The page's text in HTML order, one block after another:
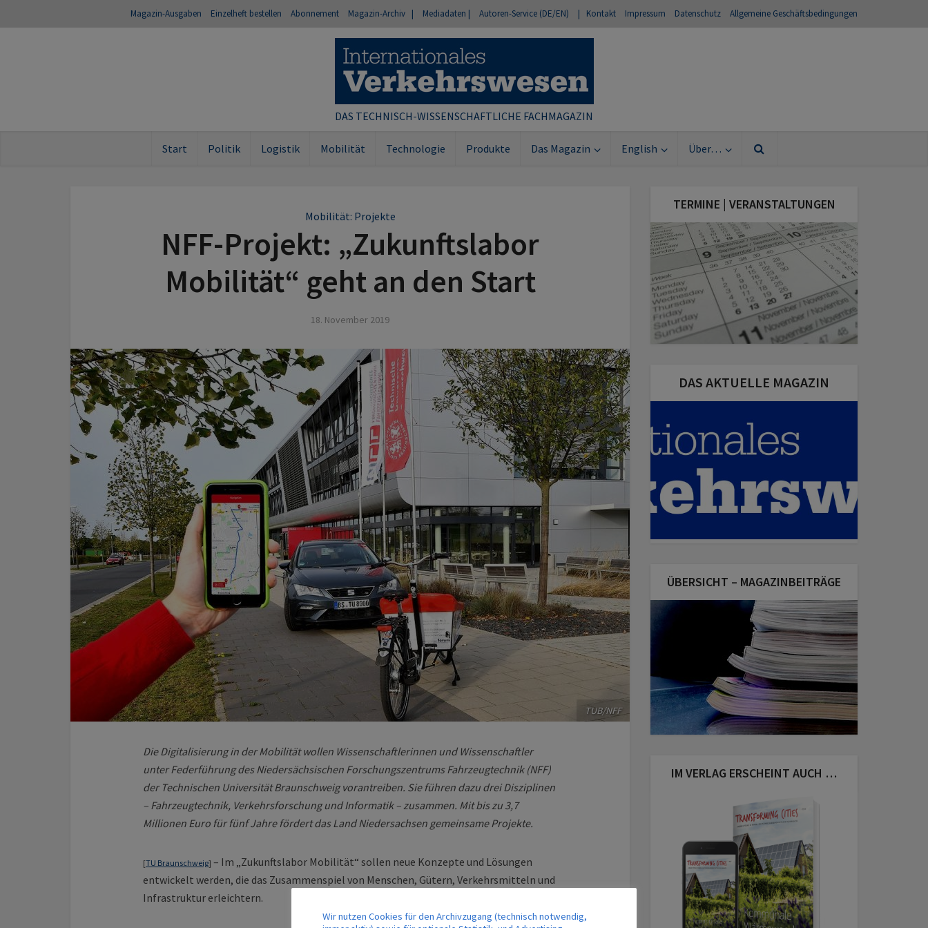
Magazin-Ausgaben Einzelheft bestellen Abonnement Magazin-Archiv | Mediadaten | Autoren-Service (DE/EN) | Kontakt Impressum Datenschutz Allgemeine Geschäftsbedingungen
DAS TECHNISCH-WISSENSCHAFTLICHE FACHMAGAZIN
Start Politik Logistik Mobilität Technologie Produkte Das Magazin English Über…
Mobilität: Projekte
NFF-Projekt: „Zukunftslabor
Mobilität“ geht an den Start
18. November 2019
TUB/NFF
Die Digitalisierung in der Mobilität wollen Wissenschaftlerinnen und Wissenschaftler
unter Federführung des Niedersächsischen Forschungszentrums Fahrzeugtechnik (NFF)
der Technischen Universität Braunschweig vorantreiben. Sie führen dazu drei Disziplinen
– Fahrzeugtechnik, Verkehrsforschung und Informatik – zusammen. Mit bis zu 3,7
Millionen Euro für fünf Jahre fördert das Land Niedersachsen gemeinsame Projekte.
[TU Braunschweig] – Im „Zukunftslabor Mobilität“ sollen neue Konzepte und Lösungen
entwickelt werden, die das Zusammenspiel von Menschen, Gütern, Verkehrsmitteln und
Infrastruktur erleichtern.
TERMINE | VERANSTALTUNGEN
DAS AKTUELLE MAGAZIN
ÜBERSICHT – MAGAZINBEITRÄGE
IM VERLAG ERSCHEINT AUCH …
Wir nutzen Cookies für den Archivzugang (technisch notwendig,